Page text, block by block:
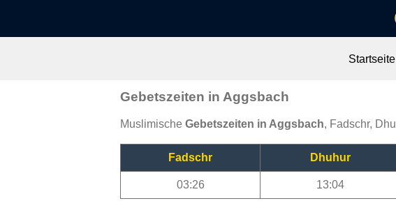
Startseite
Gebetszeiten in Aggsbach
Muslimische Gebetszeiten in Aggsbach, Fadschr,
Fadschr Dhuhur
03:26 13:04